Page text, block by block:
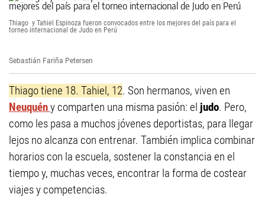
Thiago y Tahiel Espinoza fueron convocados entre los mejores del país para el
torneo internacional de Judo en Perú
Sebastián Fariña Petersen
Thiago tiene 18. Tahiel, 12. Son hermanos, viven en
Neuquény comparten una misma pasión: el judo. Pero,
como les pasa a muchos jóvenes deportistas, para llegar
lejos no alcanza con entrenar. También implica combinar
horarios con la escuela, sostener la constancia en el
tiempo y, muchas veces, encontrar la forma de costear
viajes y competencias.